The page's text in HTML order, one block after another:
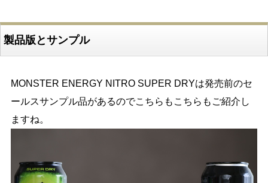
製品版とサンプル
MONSTER ENERGY NITRO SUPER DRYは発売前のセ
ールスサンプル品があるのでこちらもこちらもご紹介し
ますね。